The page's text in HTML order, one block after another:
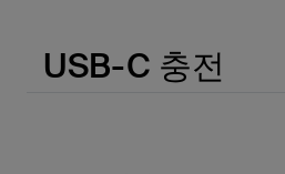
USB-C 충전